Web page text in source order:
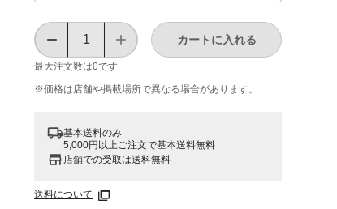
最大注文数は0です
カートに入れる
※価格は​店舗や​掲載場所で​異なる​場合が​あります。
基本送料のみ
5,000円以上ご注文で基本送料無料
店舗での受取は送料無料
送料について